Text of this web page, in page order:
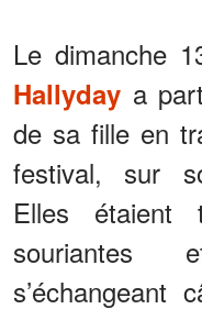
Le dimanche
Hallyday a
de sa fille en
festival, sur
Elles étaient
souriantes